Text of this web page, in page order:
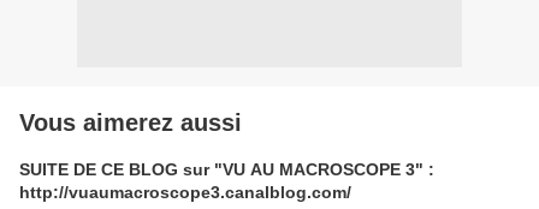
Vous aimerez aussi
SUITE DE CE BLOG sur "VU AU MACROSCOPE 3" :
http://vuaumacroscope3.canalblog.com/